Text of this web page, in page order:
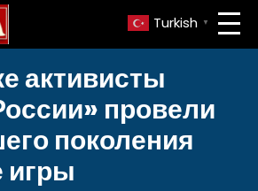
Turkish ▼
активисты
провели
поколения
игры